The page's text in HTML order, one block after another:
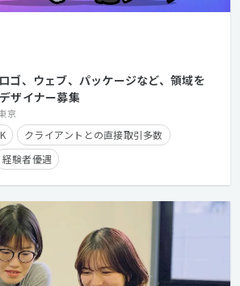
ゴ、ウェブ、パッケージなど、領域を
ザイナー募集
京
クライアントとの直接取引多数
経験者優遇